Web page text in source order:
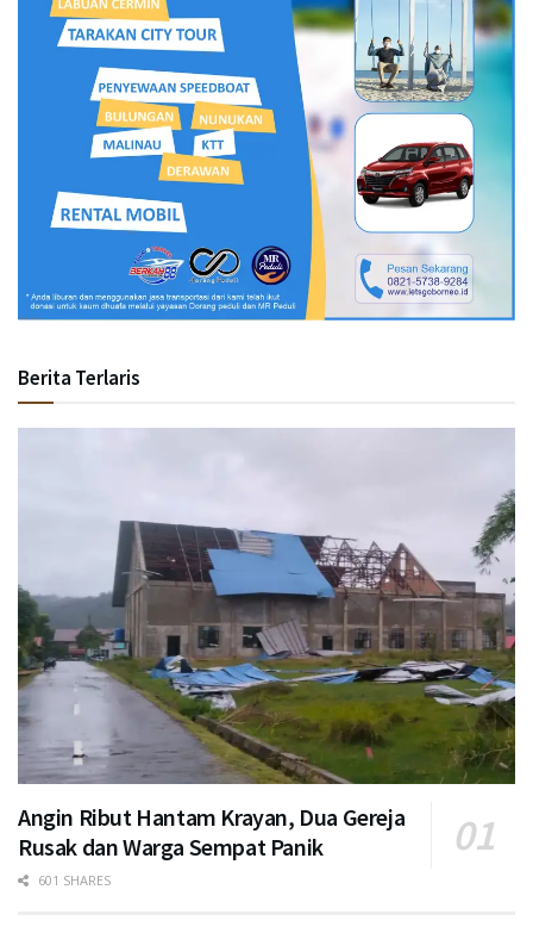
Berita Terlaris
Angin Ribut Hantam Krayan, Dua Gereja
Rusak dan Warga Sempat Panik
601 SHARES